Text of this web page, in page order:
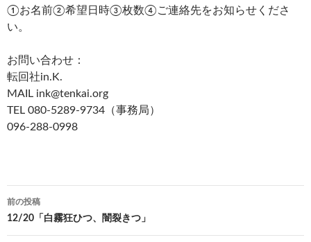
①お名前②希望日時③枚数④ご連絡先をお知らせくださ
い。
お問い合わせ：
転回社in.K.
MAIL ink@tenkai.org
TEL 080-5289-9734（事務局）
096-288-0998
投
前の投稿
12/20「白霧狂ひつ、闇裂きつ」